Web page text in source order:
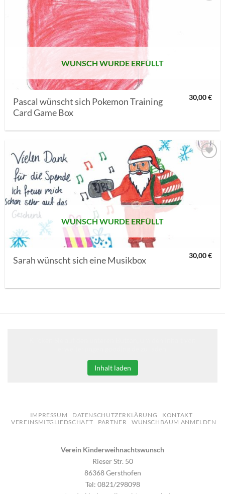
WUNSCH WURDE ERFÜLLT
Pascal wünscht sich Pokemon Training
Card Game Box
30,00€
MERKLISTE
SETZEN
WUNSCH WURDE ERFÜLLT
Sarah wünscht sich eine Musikbox 30,00€
Inhalt laden
IMPRESSUM DATENSCHUTZERKLÄRUNG
KONTAKT
VEREINSMITGLIEDSCHAFT
PARTNER WUNSCHBAUM ANMELDEN
Verein Kinderweihnachtswunsch
Rieser Str. 50
86368 Gersthofen
Tel: 0821/298098